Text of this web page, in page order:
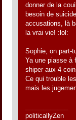
donner de la
besoin de
accusations, là
la vrai vie! :lol:
Sophie, on part-
Ya une piasse à
shiper aux 4
Ce qui trouble
mais les
politicallyZen